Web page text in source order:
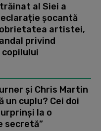
al Siei a
șocantă
artistei,
privind
și Chris Martin
un cuplu? Cei doi
la o
secretă”